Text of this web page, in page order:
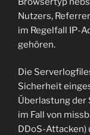
Nutzers,
im Regelfall IP-
gehören.
Die
Sicherheit
Überlastung der
im Fall von
DDoS-Attacken)